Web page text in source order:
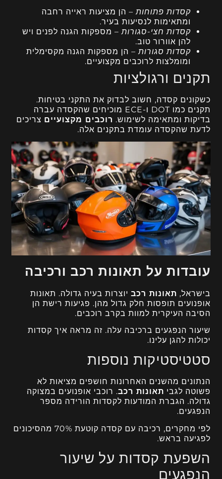
קסדות פתוחות – הן מציעות ראייה רחבה
ומתאימות לנסיעות בעיר.
קסדות חצי-סגורות – מספקות הגנה לפנים ויש
להן אוורור טוב.
קסדות סגורות – הן מספקות הגנה מקסימלית
ומומלצות לרוכבים מקצועיים.
תקנים ורגולציות
כשקונים קסדה, חשוב לבדוק את התקני בטיחות.
תקנים כמו DOT ו-ECE מוכיחים שהקסדה עברה
בדיקות ומתאימה לשימוש. רוכבים מקצועיים צריכים
לדעת שהקסדה עומדת בתקנים אלה.
עובדות על תאונות רכב ורכיבה
בישראל, תאונות רכב יוצרות בעיה גדולה. תאונות
אופנועים תופסות חלק גדול מהן. פגיעות רישת הן
הסיבה העיקרית למוות בקרב רוכבים.
שיעור הנפגעים ברכיבה עלה. זה מראה איך קסדות
יכולות להגן עלינו.
סטטיסטיקות נוספות
הנתונים מהשנים האחרונות חושפים מציאות לא
פשוטה לגבי תאונות רכב. רוכבי אופנועים במצוקה
גדולה. הגברת המודעות לקסדות הורידה מספר
הנפגעים.
לפי מחקרים, רכיבה עם קסדה קוטעת 70% מהסיכונים
לפגיעה בראש.
השפעת קסדות על שיעור
הנפגעים